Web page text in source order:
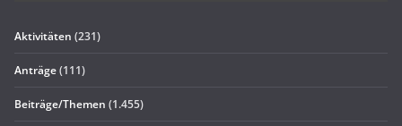
Aktivitäten (231)
Anträge(111)
Beiträge/Themen (1.455)